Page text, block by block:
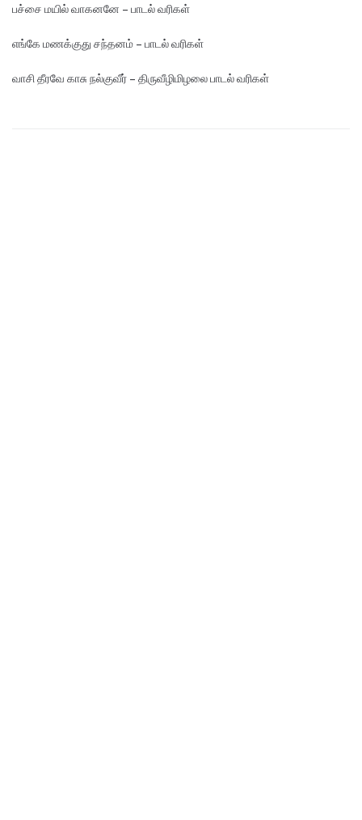
பச்சை மயில் வாகனனே – பாடல் வரிகள்
எங்கே மண‌க்குது சந்தனம் – பாடல் வரிகள்
வாசி தீரவே காசு நல்குவீர் – திருவீழிமிழலை பாடல் வரிகள்